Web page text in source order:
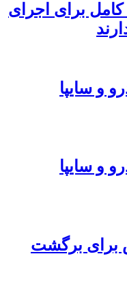
برای اجرای
و سایپا
و سایپا
برای برگشت